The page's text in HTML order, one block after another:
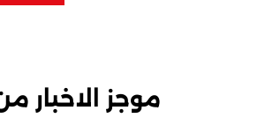
موجز الاخبار